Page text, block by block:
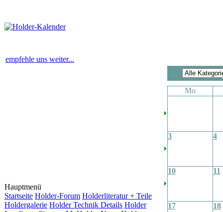
empfehle uns weiter...
Hauptmenü
Startseite Holder-Forum Holderliteratur + Teile
Holdergalerie Holder Technik Details Holder
Mo
3 4
10 11
17 18